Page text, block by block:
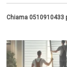
Chiama 0510910433